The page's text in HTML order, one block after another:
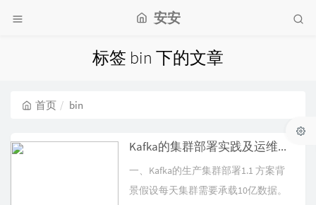
安安
标签 bin 下的文章
首页 bin
Kafka的集群部署实践及运维相关
一、Kafka的生产集群部署1.1 方案背
景假设每天集群需要承载10亿数据。